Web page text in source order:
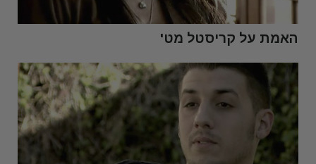
האמת על קריסטל מט'